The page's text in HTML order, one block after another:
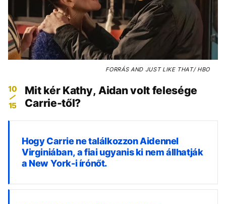
FORRÁSAND JUST LIKE THAT/ HBO
10
15
Mit kér Kathy, Aidan volt felesége
Carrie-től?
Hogy Carrie ne találkozzon Aidennel
Virginiában, a fiai ugyanis ki nem állhatják
a New York-i írónőt.